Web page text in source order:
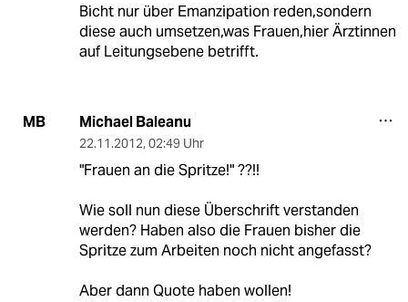
Bicht nur über Emanzipation reden,sondern
diese auch umsetzen,was Frauen,hier Ärztinnen
auf Leitungsebene betrifft.
MB Michael Baleanu
22.11.2012, 02:49 Uhr
"Frauen an die Spritze!" ??!!
Wie soll nun diese Überschrift verstanden
werden? Haben also die Frauen bisher die
Spritze zum Arbeiten noch nicht angefasst?
Aber dann Quote haben wollen!